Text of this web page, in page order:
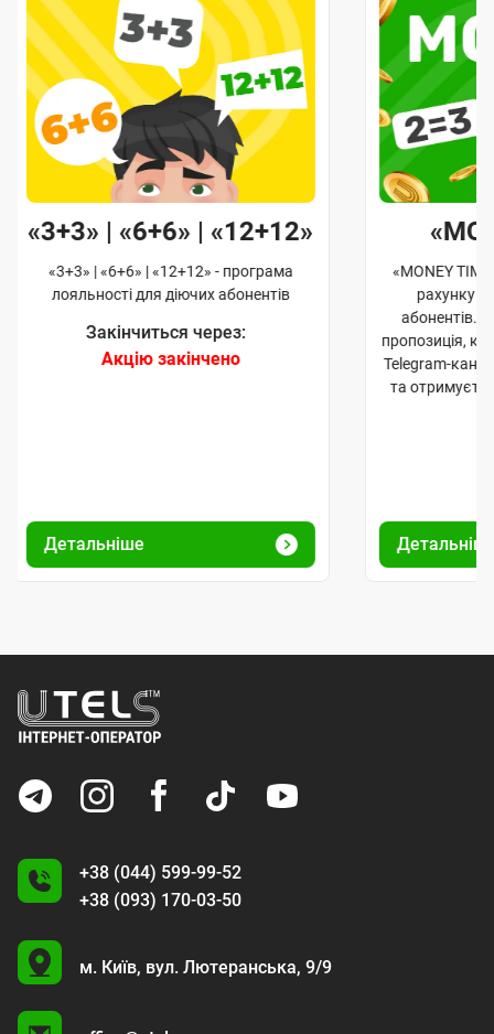
«3+3» | «6+6» | «12+12»
«3+3» | «6+6» | «12+12» - програма
лояльності для діючих абонентів
Закінчиться через:
Акцію закінчено
Детальніше
«MONEY
рахунку
абонентів.
пропозиція,
Telegram-
та
+38 (044) 599-99-52
+38 (093) 170-03-50
U
м. Київ, вул. Лютеранська, 9/9